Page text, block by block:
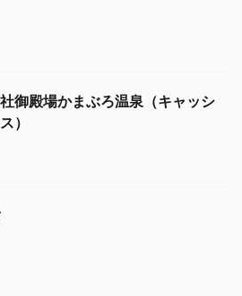
御殿場かまぶろ温泉（キャッシ
）